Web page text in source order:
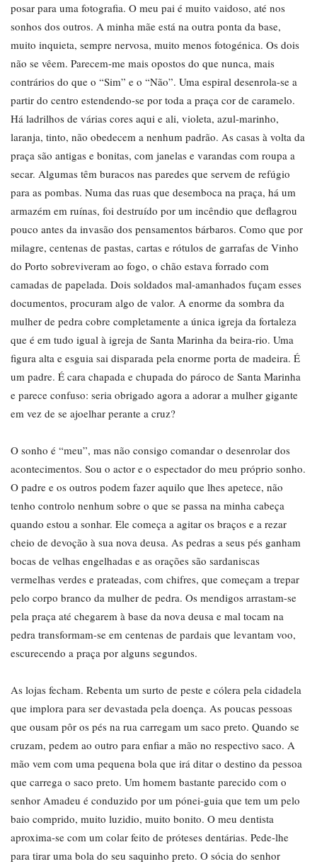
posar para uma fotografia. O meu pai é muito vaidoso, até nos
sonhos dos outros. A minha mãe está na outra ponta da base,
muito inquieta, sempre nervosa, muito menos fotogénica. Os dois
não se vêem. Parecem-me mais opostos do que nunca, mais
contrários do que o “Sim” e o “Não”. Uma espiral desenrola-se a
partir do centro estendendo-se por toda a praça cor de caramelo.
Há ladrilhos de várias cores aqui e ali, violeta, azul-marinho,
laranja, tinto, não obedecem a nenhum padrão. As casas à volta da
praça são antigas e bonitas, com janelas e varandas com roupa a
secar. Algumas têm buracos nas paredes que servem de refúgio
para as pombas. Numa das ruas que desemboca na praça, há um
armazém em ruínas, foi destruído por um incêndio que deflagrou
pouco antes da invasão dos pensamentos bárbaros. Como que por
milagre, centenas de pastas, cartas e rótulos de garrafas de Vinho
do Porto sobreviveram ao fogo, o chão estava forrado com
camadas de papelada. Dois soldados mal-amanhados fuçam esses
documentos, procuram algo de valor. A enorme da sombra da
mulher de pedra cobre completamente a única igreja da fortaleza
que é em tudo igual à igreja de Santa Marinha da beira-rio. Uma
figura alta e esguia sai disparada pela enorme porta de madeira. É
um padre. É cara chapada e chupada do pároco de Santa Marinha
e parece confuso: seria obrigado agora a adorar a mulher gigante
em vez de se ajoelhar perante a cruz?
O sonho é “meu”, mas não consigo comandar o desenrolar dos
acontecimentos. Sou o actor e o espectador do meu próprio sonho.
O padre e os outros podem fazer aquilo que lhes apetece, não
tenho controlo nenhum sobre o que se passa na minha cabeça
quando estou a sonhar. Ele começa a agitar os braços e a rezar
cheio de devoção à sua nova deusa. As pedras a seus pés ganham
bocas de velhas engelhadas e as orações são sardaniscas
vermelhas verdes e prateadas, com chifres, que começam a trepar
pelo corpo branco da mulher de pedra. Os mendigos arrastam-se
pela praça até chegarem à base da nova deusa e mal tocam na
pedra transformam-se em centenas de pardais que levantam voo,
escurecendo a praça por alguns segundos.
As lojas fecham. Rebenta um surto de peste e cólera pela cidadela
que implora para ser devastada pela doença. As poucas pessoas
que ousam pôr os pés na rua carregam um saco preto. Quando se
cruzam, pedem ao outro para enfiar a mão no respectivo saco. A
mão vem com uma pequena bola que irá ditar o destino da pessoa
que carrega o saco preto. Um homem bastante parecido com o
senhor Amadeu é conduzido por um pónei-guia que tem um pelo
baio comprido, muito luzidio, muito bonito. O meu dentista
aproxima-se com um colar feito de próteses dentárias. Pede-lhe
para tirar uma bola do seu saquinho preto. O sócia do senhor